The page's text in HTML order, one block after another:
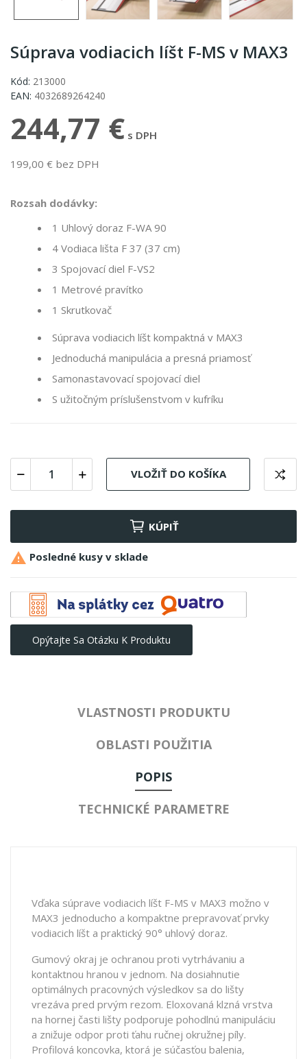
Súprava vodiacich líšt F-MS v MAX3
Kód: 213000
EAN: 4032689264240
244,77 € s DPH
199,00 € bez DPH
Rozsah dodávky:
1 Uhlový doraz F-WA 90
4 Vodiaca lišta F 37 (37 cm)
3 Spojovací diel F-VS2
1 Metrové pravítko
1 Skrutkovač
Súprava vodiacich líšt kompaktná v MAX3
Jednoduchá manipulácia a presná priamosť
Samonastavovací spojovací diel
S užitočným príslušenstvom v kufríku
VLOŽIŤ DO KOŠÍKA
KÚPIŤ
 Posledné kusy v sklade
Opýtajte Sa Otázku K Produktu
VLASTNOSTI PRODUKTU
OBLASTI POUŽITIA
POPIS
TECHNICKÉ PARAMETRE
Vďaka súprave vodiacich líšt F-MS v MAX3 možno v
MAX3 jednoducho a kompaktne prepravovať prvky
vodiacich líšt a praktický 90° uhlový doraz.
Gumový okraj je ochranou proti vytrhávaniu a
kontaktnou hranou v jednom. Na dosiahnutie
optimálnych pracovných výsledkov sa do lišty
vrezáva pred prvým rezom. Eloxovaná klzná vrstva
na hornej časti lišty podporuje pohodlnú manipuláciu
a znižuje odpor proti ťahu ručnej okružnej píly.
Profilová koncovka, ktorá je súčasťou balenia,